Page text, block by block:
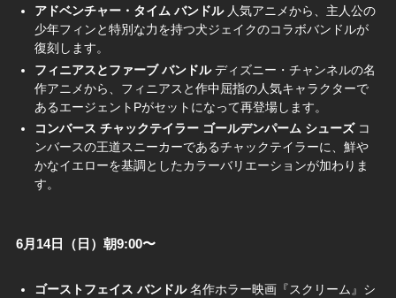
アドベンチャー・タイム バンドル人気アニメから、主人公の
少年フィンと特別な力を持つ犬ジェイクのコラボバンドルが
復刻します。
フィニアスとファーブ バンドルディズニー・チャンネルの名
作アニメから、フィニアスと作中屈指の人気キャラクターで
あるエージェントPがセットになって再登場します。
コンバース チャックテイラー ゴールデンパーム シューズコ
ンバースの王道スニーカーであるチャックテイラーに、鮮や
かなイエローを基調としたカラーバリエーションが加わりま
す。
6月14日（日）朝9:00〜
ゴーストフェイス バンドル名作ホラー映画『スクリーム』シ